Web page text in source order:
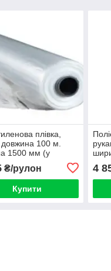
плівка,
довжина 100 м.
1500 мм (у
3000) товщина
₴/рулон
Купити
80
4